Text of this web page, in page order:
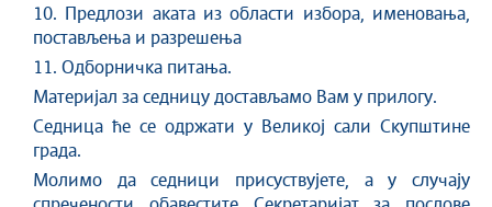
10. Предлози аката из области избора, именовања,
постављења и разрешења
11. Одборничка питања.
Материјал за седницу достављамо Вам у прилогу.
Седница ће се одржати у Великој сали Скупштине
града.
Молимо да седници присуствујете, а у случају